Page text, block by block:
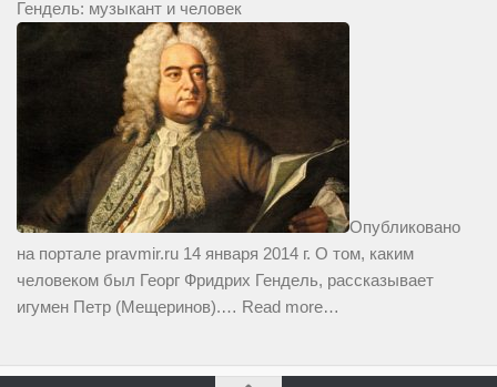
Гендель: музыкант и человек
Опубликовано
на портале pravmir.ru 14 января 2014 г. О том, каким
человеком был Георг Фридрих Гендель, рассказывает
игумен Петр (Мещеринов).… Read more…